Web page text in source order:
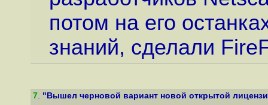
потом на его
знаний, сделали
7. "Вышел черновой вариант новой открытой